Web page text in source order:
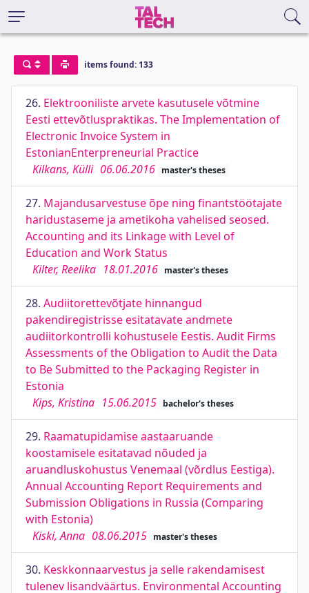
items found: 133
26. Elektrooniliste arvete kasutusele võtmine
Eesti ettevõtluspraktikas. The Implementation of
Electronic Invoice System in
EstonianEnterpreneurial Practice
Kilkans, Külli 06.06.2016 master's theses
27. Majandusarvestuse õpe ning finantstöötajate
haridustaseme ja ametikoha vahelised seosed.
Accounting and its Linkage with Level of
Education and Work Status
Kilter, Reelika 18.01.2016 master's theses
28. Audiitorettevõtjate hinnangud
pakendiregistrisse esitatavate andmete
audiitorkontrolli kohustusele Eestis. Audit Firms
Assessments of the Obligation to Audit the Data
to Be Submitted to the Packaging Register in
Estonia
Kips, Kristina 15.06.2015 bachelor's theses
29. Raamatupidamise aastaaruande
koostamisele esitatavad nõuded ja
aruandluskohustus Venemaal (võrdlus Eestiga).
Annual Accounting Report Requirements and
Submission Obligations in Russia (Comparing
with Estonia)
Kiski, Anna 08.06.2015 master's theses
30. Keskkonnaarvestus ja selle rakendamisest
tulenev lisandväärtus. Environmental Accounting